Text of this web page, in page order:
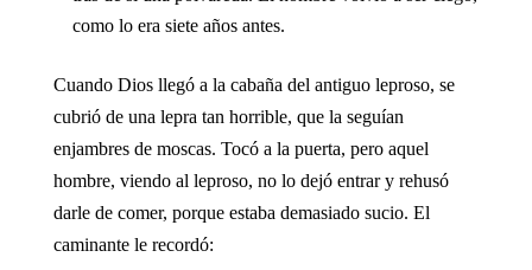
como lo era siete años antes.
Cuando Dios llegó a la cabaña del antiguo leproso, se
cubrió de una lepra tan horrible, que la seguían
enjambres de moscas. Tocó a la puerta, pero aquel
hombre, viendo al leproso, no lo dejó entrar y rehusó
darle de comer, porque estaba demasiado sucio. El
caminante le recordó: